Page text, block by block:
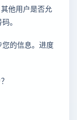
他用户是否允
。
的信息。进度